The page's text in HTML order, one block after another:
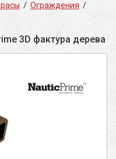
/ Ограждения /
3D фактура дерева